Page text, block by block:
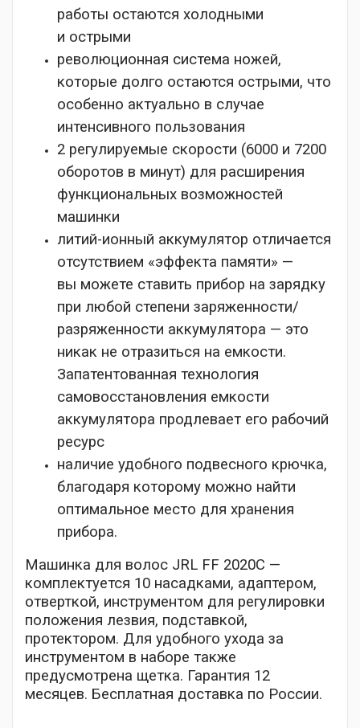
работы остаются холодными
и острыми
революционная система ножей,
которые долго остаются острыми, что
особенно актуально в случае
интенсивного пользования
2 регулируемые скорости (6000 и 7200
оборотов в минут) для расширения
функциональных возможностей
машинки
литий-ионный аккумулятор отличается
отсутствием «эффекта памяти» —
вы можете ставить прибор на зарядку
при любой степени заряженности/
разряженности аккумулятора — это
никак не отразиться на емкости.
Запатентованная технология
самовосстановления емкости
аккумулятора продлевает его рабочий
ресурс
наличие удобного подвесного крючка,
благодаря которому можно найти
оптимальное место для хранения
прибора.
Машинка для волос JRL FF 2020C —
комплектуется 10 насадками, адаптером,
отверткой, инструментом для регулировки
положения лезвия, подставкой,
протектором. Для удобного ухода за
инструментом в наборе также
предусмотрена щетка. Гарантия 12
месяцев. Бесплатная доставка по России.